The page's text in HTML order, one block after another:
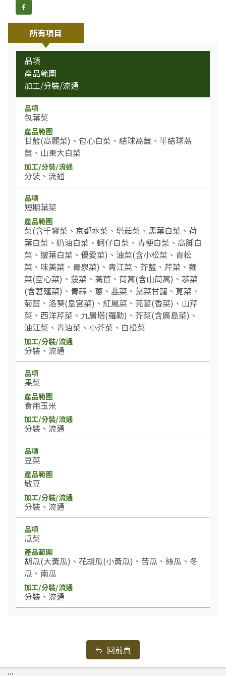
所有項目
品項
產品範圍
加工/分裝/流通
包葉菜
甘藍(高麗菜)、包心白菜、結球萵苣、半結球萵
苣、山東大白菜
分裝、流通
短期葉菜
菜(含千寶菜、京都水菜、塔菇菜、黑葉白菜、荷
葉白菜、奶油白菜、蚵仔白菜、青梗白菜、高脚白
菜、皺葉白菜、優愛菜)、油菜(含小松菜、青松
菜、味美菜、青泉菜)、靑江菜、芥藍、芹菜、蕹
菜(空心菜)、菠菜、萵苣、茼蒿(含山茼蒿)、菾菜
(含莙蓬菜)、青蒜、蔥、韭菜、葉菜甘藷、莧菜、
菊苣、洛葵(皇宮菜)、紅鳳菜、芫荽(香菜)、山芹
菜、西洋芹菜、九層塔(羅勒)、芥菜(含廣島菜)、
油江菜、青油菜、小芥菜、白松菜
分裝、流通
果菜
食用玉米
分裝、流通
豆菜
敏豆
分裝、流通
瓜菜
胡瓜(大黃瓜)、花胡瓜(小黃瓜)、苦瓜、絲瓜、冬
瓜、南瓜
分裝、流通
回前頁